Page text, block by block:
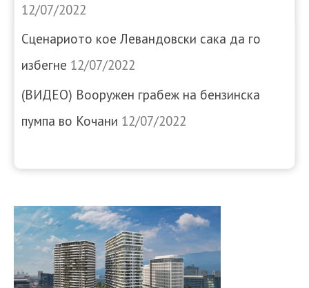
12/07/2022
Сценариото кое Левандовски сака да го
избегне 12/07/2022
(ВИДЕО) Вооружен грабеж на бензинска
пумпа во Кочани 12/07/2022